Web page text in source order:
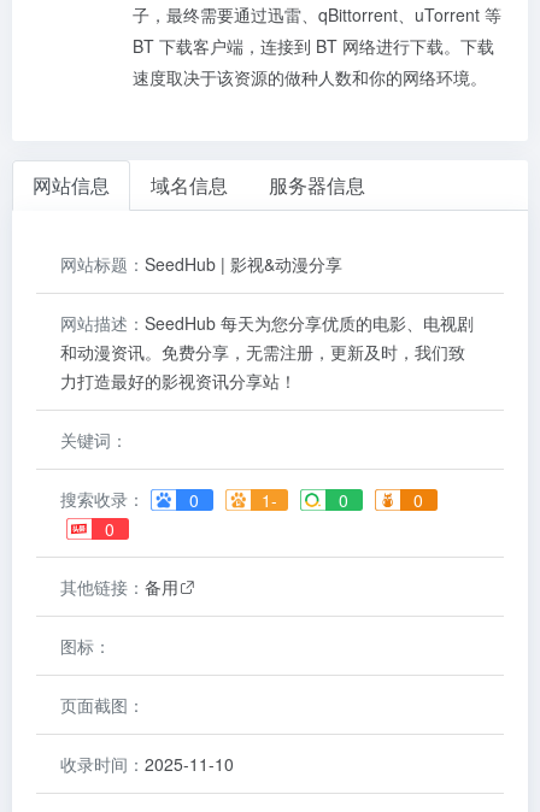
子，最终需要通过迅雷、qBittorrent、uTorrent 等
BT 下载客户端，连接到 BT 网络进行下载。下载
速度取决于该资源的做种人数和你的网络环境。
网站信息 域名信息 服务器信息
网站标题： SeedHub | 影视&动漫分享
网站描述： SeedHub 每天为您分享优质的电影、电视剧
和动漫资讯。免费分享，无需注册，更新及时，我们致
力打造最好的影视资讯分享站！
关键词：
搜索收录： 0 1- 0
0
0
其他链接： 备用
图标：
页面截图：
收录时间： 2025-11-10